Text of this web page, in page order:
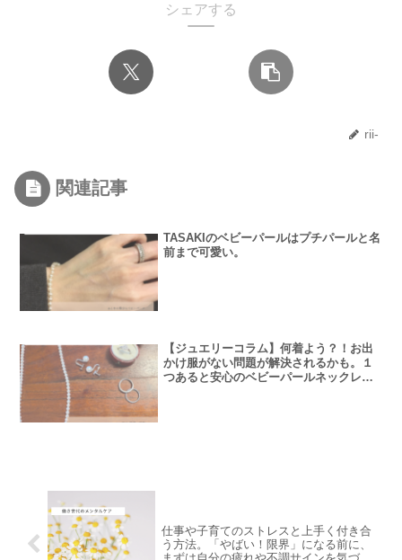
シェアする
rii-
関連記事
TASAKIのベビーパールはプチパールと名
前まで可愛い。
【ジュエリーコラム】何着よう？！お出
かけ服がない問題が解決されるかも。１
つあると安心のベビーパールネックレ
仕事や子育てのストレスと上手く付き合
う方法。「やばい！限界」になる前に、